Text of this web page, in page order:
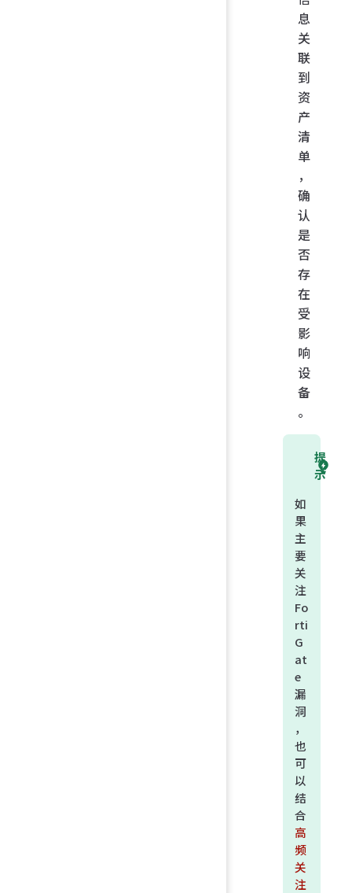
息
关
联
到
资
产
清
单
，
确
认
是
否
存
在
受
影
响
设
备
。
提
示
如
果
主
要
关
注
Fo
rti
G
at
e
漏
洞
，
也
可
以
结
合
高
频
关
注